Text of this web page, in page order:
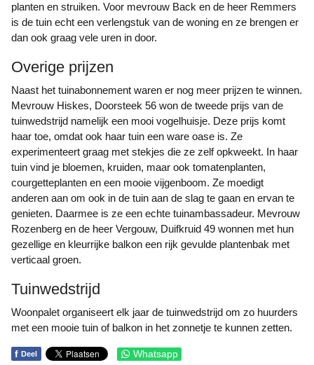
planten en struiken. Voor mevrouw Back en de heer Remmers
is de tuin echt een verlengstuk van de woning en ze brengen er
dan ook graag vele uren in door.
Overige prijzen
Naast het tuinabonnement waren er nog meer prijzen te winnen.
Mevrouw Hiskes, Doorsteek 56 won de tweede prijs van de
tuinwedstrijd namelijk een mooi vogelhuisje. Deze prijs komt
haar toe, omdat ook haar tuin een ware oase is. Ze
experimenteert graag met stekjes die ze zelf opkweekt. In haar
tuin vind je bloemen, kruiden, maar ook tomatenplanten,
courgetteplanten en een mooie vijgenboom. Ze moedigt
anderen aan om ook in de tuin aan de slag te gaan en ervan te
genieten. Daarmee is ze een echte tuinambassadeur. Mevrouw
Rozenberg en de heer Vergouw, Duifkruid 49 wonnen met hun
gezellige en kleurrijke balkon een rijk gevulde plantenbak met
verticaal groen.
Tuinwedstrijd
Woonpalet organiseert elk jaar de tuinwedstrijd om zo huurders
met een mooie tuin of balkon in het zonnetje te kunnen zetten.
f Deel Whatsapp